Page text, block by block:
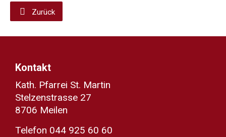
Zurück
Kontakt
Kath. Pfarrei St. Martin
Stelzenstrasse 27
8706 Meilen
Telefon 044 925 60 60